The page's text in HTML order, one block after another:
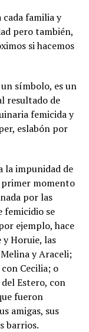
familia y
pero también,
si hacemos
símbolo, es un
resultado de
femicida y
eslabón por
la impunidad de
primer momento
por las
femicidio se
ejemplo, hace
y Horuie, las
y Araceli;
Cecilia; o
del Estero, con
fueron
amigas, sus
barrios.